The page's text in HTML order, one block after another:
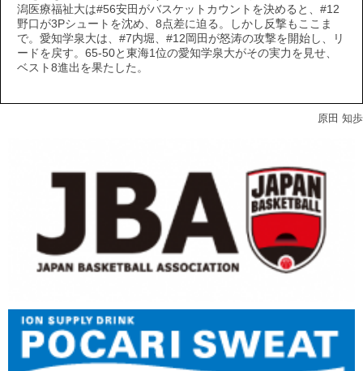
潟医療福祉大は#56安田がバスケットカウントを決めると、#12
野口が3Pシュートを沈め、8点差に迫る。しかし反撃もここま
で。愛知学泉大は、#7内堀、#12岡田が怒涛の攻撃を開始し、リ
ードを戻す。65-50と東海1位の愛知学泉大がその実力を見せ、
ベスト8進出を果たした。
原田 知歩